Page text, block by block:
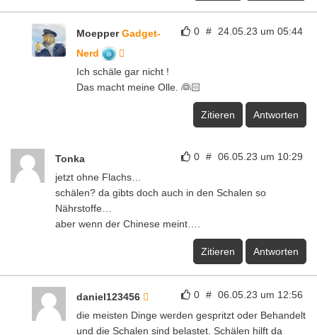
0 # 24.05.23 um 05:44
MoepperGadget-
Nerd
Ich schäle gar nicht !
Das macht meine Olle. 👰🏻
Zitieren Antworten
0 # 06.05.23 um 10:29
Tonka
jetzt ohne Flachs…
schälen? da gibts doch auch in den Schalen so
Nährstoffe…
aber wenn der Chinese meint….
Zitieren Antworten
0 # 06.05.23 um 12:56
daniel123456
die meisten Dinge werden gespritzt oder Behandelt
und die Schalen sind belastet. Schälen hilft da